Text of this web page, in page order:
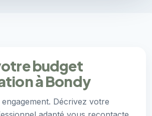
budget
à Bondy
Décrivez votre